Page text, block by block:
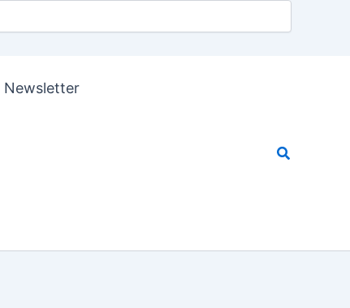
Newsletter